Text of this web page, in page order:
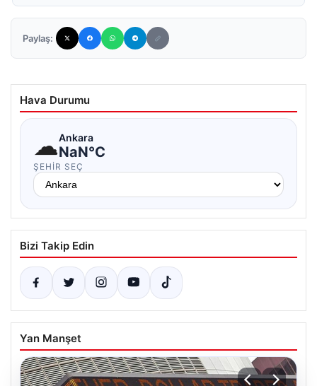
Paylaş:
Hava Durumu
☁Ankara
NaN°C
ŞEHIR SEÇ
Bizi Takip Edin
Yan Manşet